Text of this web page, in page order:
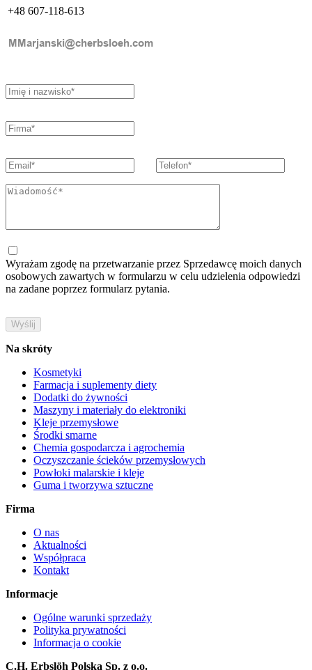
+48 607-118-613
Wyrażam zgodę na przetwarzanie przez Sprzedawcę moich danych
osobowych zawartych w formularzu w celu udzielenia odpowiedzi
na zadane poprzez formularz pytania.
Na skróty
Kosmetyki
Farmacja i suplementy diety
Dodatki do żywności
Maszyny i materiały do elektroniki
Kleje przemysłowe
Środki smarne
Chemia gospodarcza i agrochemia
Oczyszczanie ścieków przemysłowych
Powłoki malarskie i kleje
Guma i tworzywa sztuczne
Firma
O nas
Aktualności
Współpraca
Kontakt
Informacje
Ogólne warunki sprzedaży
Polityka prywatności
Informacja o cookie
C.H. Erbslöh Polska Sp. z o.o.